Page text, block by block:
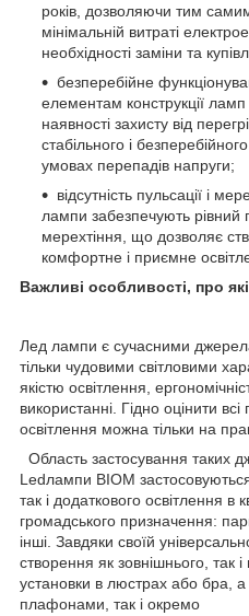
років, дозволяючи тим
мінімальній витраті
необхідності заміни та
безперебійне
елементам конструкції ламп
наявності захисту від
стабільного і
умовах перепадів напруги;
відсутність пульсації і
лампи забезпечують рівний
мерехтіння, що дозволяє
комфортне і приємне
Важливі особливості, про
Лед лампи є сучасними
тільки чудовими світловими
якістю освітлення,
використанні. Гідно оцінити
освітлення можна тільки на
Область застосування таких
Ledлампи BIOM
так і додаткового освітлення
громадського призначення:
інші. Завдяки своїй
створення як зовнішнього, так і
установки в люстрах або бра, а
плафонами, так і окремо